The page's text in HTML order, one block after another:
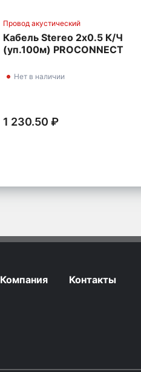
Провод акустический
Кабель Stereo 2х0.5 К/Ч
(уп.100м) PROCONNECT
Нет в наличии
1 230.50 ₽
Компания Контакты